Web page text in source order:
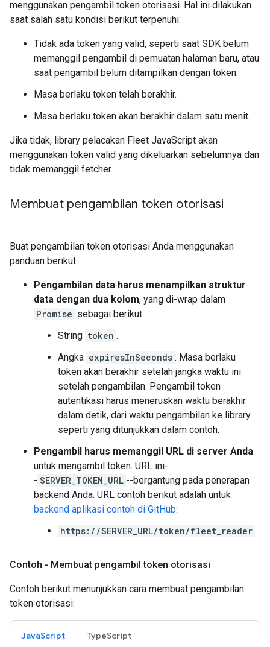
menggunakan pengambil token otorisasi. Hal ini dilakukan
saat salah satu kondisi berikut terpenuhi:
Tidak ada token yang valid, seperti saat SDK belum
memanggil pengambil di pemuatan halaman baru, atau
saat pengambil belum ditampilkan dengan token.
Masa berlaku token telah berakhir.
Masa berlaku token akan berakhir dalam satu menit.
Jika tidak, library pelacakan Fleet JavaScript akan
menggunakan token valid yang dikeluarkan sebelumnya dan
tidak memanggil fetcher.
Membuat pengambilan token otorisasi
Buat pengambilan token otorisasi Anda menggunakan
panduan berikut:
Pengambilan data harus menampilkan struktur
data dengan dua kolom, yang di-wrap dalam
Promise sebagai berikut:
String token .
Angka expiresInSeconds . Masa berlaku
token akan berakhir setelah jangka waktu ini
setelah pengambilan. Pengambil token
autentikasi harus meneruskan waktu berakhir
dalam detik, dari waktu pengambilan ke library
seperti yang ditunjukkan dalam contoh.
Pengambil harus memanggil URL di server Anda
untuk mengambil token. URL ini-
- SERVER_TOKEN_URL --bergantung pada penerapan
backend Anda. URL contoh berikut adalah untuk
backend aplikasi contoh di GitHub:
https://SERVER_URL/token/fleet_reader
Contoh - Membuat pengambil token otorisasi
Contoh berikut menunjukkan cara membuat pengambilan
token otorisasi:
JavaScript TypeScript